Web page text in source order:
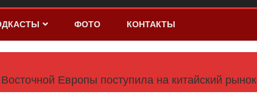
ФОТО КОНТАКТЫ
Европы поступила на китайский рынок